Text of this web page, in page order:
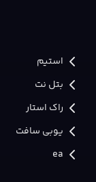
استیم
بتل نت
راک استار
یوبی سافت
ea